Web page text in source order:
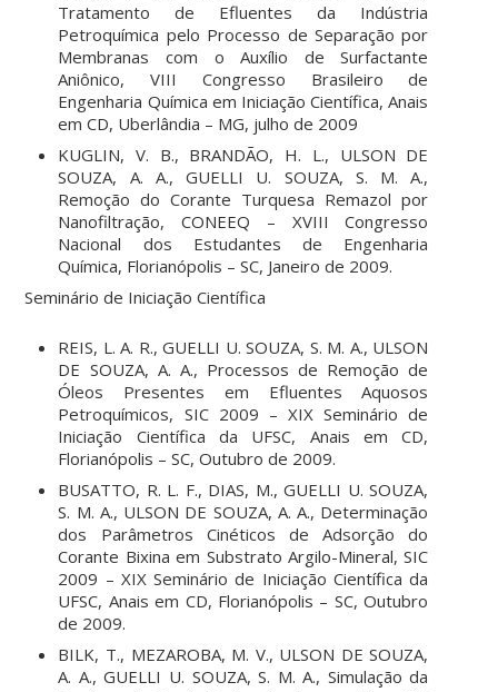
Tratamento de Efluentes da Indústria
Petroquímica pelo Processo de Separação por
Membranas com o Auxílio de Surfactante
Aniônico, VIII Congresso Brasileiro de
Engenharia Química em Iniciação Científica, Anais
em CD, Uberlândia – MG, julho de 2009
KUGLIN, V. B., BRANDÃO, H. L., ULSON DE
SOUZA, A. A., GUELLI U. SOUZA, S. M. A.,
Remoção do Corante Turquesa Remazol por
Nanofiltração, CONEEQ – XVIII Congresso
Nacional dos Estudantes de Engenharia
Química, Florianópolis – SC, Janeiro de 2009.
Seminário de Iniciação Científica
REIS, L. A. R., GUELLI U. SOUZA, S. M. A., ULSON
DE SOUZA, A. A., Processos de Remoção de
Óleos Presentes em Efluentes Aquosos
Petroquímicos, SIC 2009 – XIX Seminário de
Iniciação Científica da UFSC, Anais em CD,
Florianópolis – SC, Outubro de 2009.
BUSATTO, R. L. F., DIAS, M., GUELLI U. SOUZA,
S. M. A., ULSON DE SOUZA, A. A., Determinação
dos Parâmetros Cinéticos de Adsorção do
Corante Bixina em Substrato Argilo-Mineral, SIC
2009 – XIX Seminário de Iniciação Científica da
UFSC, Anais em CD, Florianópolis – SC, Outubro
de 2009.
BILK, T., MEZAROBA, M. V., ULSON DE SOUZA,
A. A., GUELLI U. SOUZA, S. M. A., Simulação da